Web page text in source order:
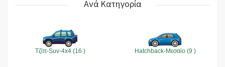
Ανά Κατηγορία
Τζίπ-Suv-4x4 (16 ) Hatchback-Μεσαίο (9 )